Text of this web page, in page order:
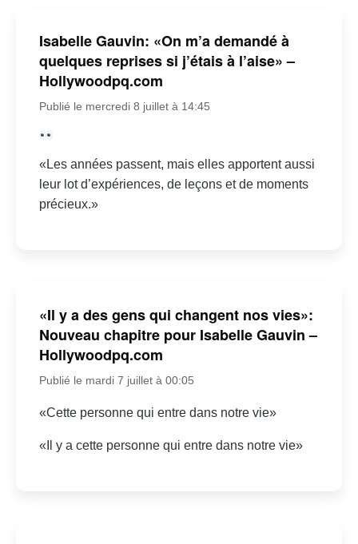
Isabelle Gauvin: «On m’a demandé à
quelques reprises si j’étais à l’aise» –
Hollywoodpq.com
Publié le mercredi 8 juillet à 14:45
«Les années passent, mais elles apportent aussi
leur lot d’expériences, de leçons et de moments
précieux.»
«Il y a des gens qui changent nos vies»:
Nouveau chapitre pour Isabelle Gauvin –
Hollywoodpq.com
Publié le mardi 7 juillet à 00:05
«Cette personne qui entre dans notre vie»
«Il y a cette personne qui entre dans notre vie»